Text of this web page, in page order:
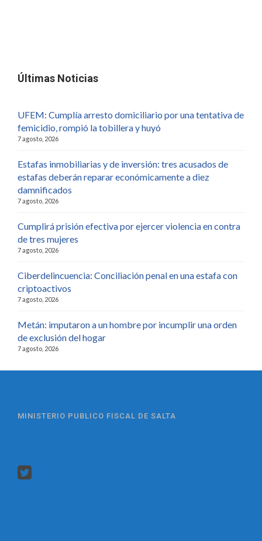
Últimas Noticias
UFEM: Cumplía arresto domiciliario por una tentativa de
femicidio, rompió la tobillera y huyó
7 agosto, 2026
Estafas inmobiliarias y de inversión: tres acusados de
estafas deberán reparar económicamente a diez
damnificados
7 agosto, 2026
Cumplirá prisión efectiva por ejercer violencia en contra
de tres mujeres
7 agosto, 2026
Ciberdelincuencia: Conciliación penal en una estafa con
criptoactivos
7 agosto, 2026
Metán: imputaron a un hombre por incumplir una orden
de exclusión del hogar
7 agosto, 2026
MINISTERIO PUBLICO FISCAL DE SALTA